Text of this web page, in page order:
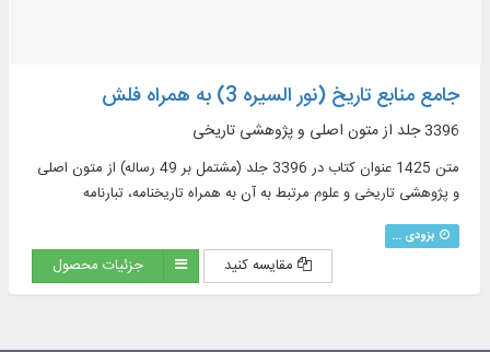
جامع منابع تاریخ (نور السیره 3) به همراه فلش
3396 جلد از متون اصلی و پژوهشی تاریخی
متن 1425 عنوان کتاب در 3396 جلد (مشتمل بر 49 رساله) از متون اصلی
و پژوهشی تاریخی و علوم مرتبط به آن به همراه تاریخنامه، تبارنامه
بزودی ...
مقایسه کنید جزئیات محصول